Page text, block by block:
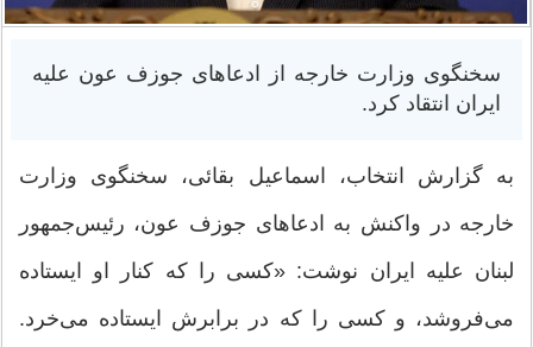
سخنگوی وزارت خارجه از ادعاهای جوزف عون علیه
ایران انتقاد کرد.
به گزارش انتخاب، اسماعیل بقائی، سخنگوی وزارت
خارجه در واکنش به ادعاهای جوزف عون، رئیس‌جمهور
لبنان علیه ایران نوشت: «کسی را که کنار او ایستاده
می‌فروشد، و کسی را که در برابرش ایستاده می‌خرد.